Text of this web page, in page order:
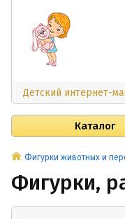
Детский интернет-
Каталог
Фигурки животных и
Фигурки,